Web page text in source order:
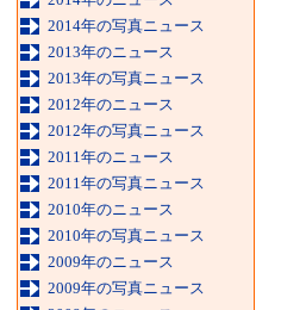
2014年の写真ニュース
2013年のニュース
2013年の写真ニュース
2012年のニュース
2012年の写真ニュース
2011年のニュース
2011年の写真ニュース
2010年のニュース
2010年の写真ニュース
2009年のニュース
2009年の写真ニュース